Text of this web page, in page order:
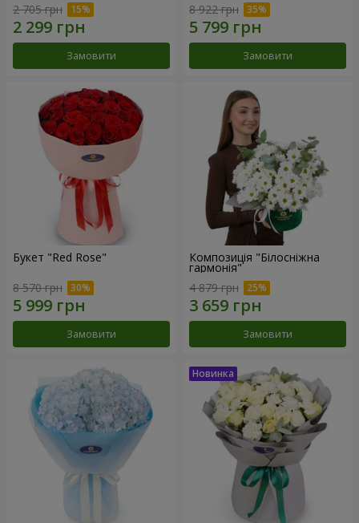
2 705 грн
Замовити
8 922 грн
Замовити
Букет "Red Rose"
8 570 грн
Замовити
Композиція "Білосніжна
гармонія"
4 879 грн
Замовити